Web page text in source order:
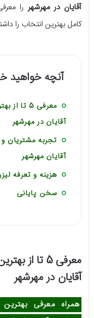
آقایان در مهرشهررا
کامل بهترین انتخاب را
آنچه خواهید
معرفی 5
آقایان در مهرشهر
تجربه مشتریان
آقایان مهرشهر
هزینه و تعرفه
سخن پایانی
معرفی 5 تا
آقایان در مهرشهر
همراه معرفی